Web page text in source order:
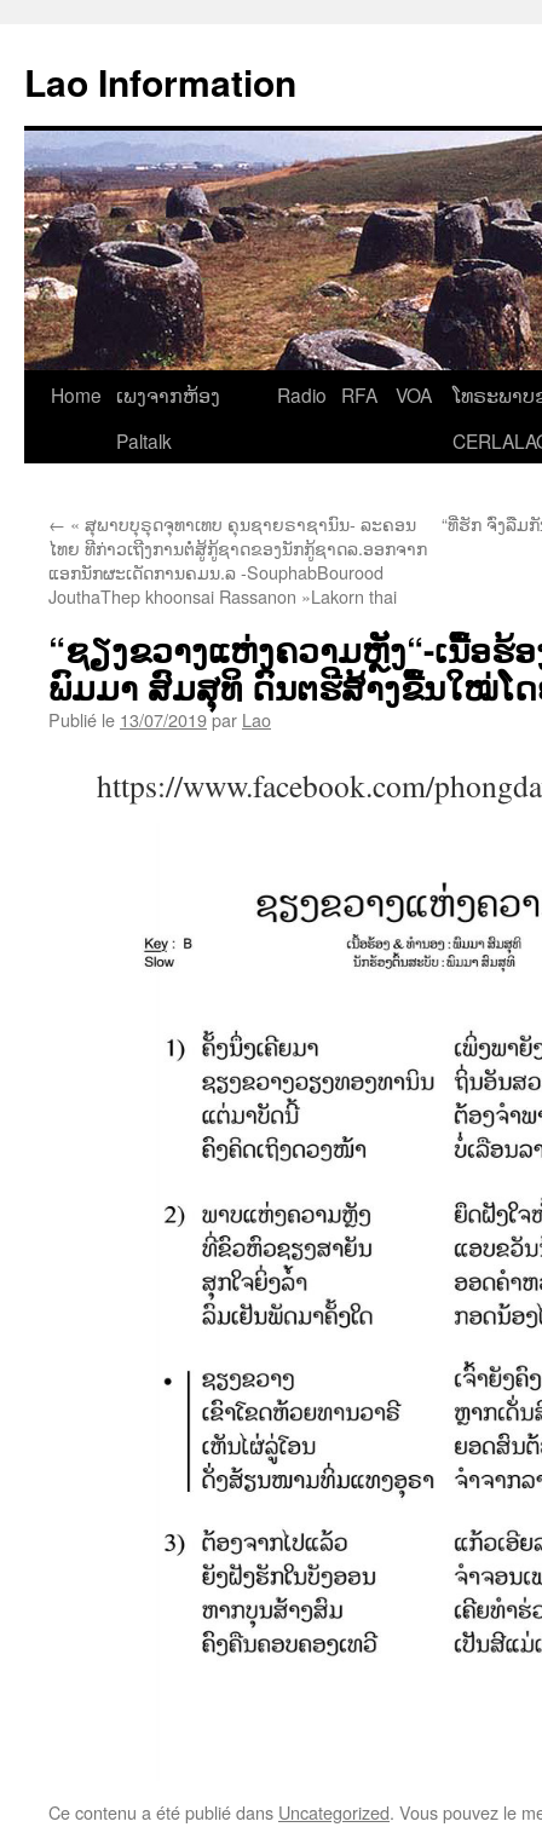
contenu
Lao Information
Home
ເພງຈາກຫ້ອງ
Paltalk
Radio RFA VOA
ໂທຣະພາບ
← « ສຸພາບບຸຣຸດຈຸທາເທບ ຄຸນຊາຍຣາຊານົນ- ລະຄອນ
ໄທຍ ທີກ່າວເຖີງການຕໍ່ສູ້ກູ້ຊາດຂອງນັກກູ້ຊາດລ.ອອກຈາກ
ແອກນັກຜະເດັດການຄມນ.ລ -SouphabBourood
JouthaThep khoonsai Rassanon »Lakorn thai
“ທີ່ຮັກ ຈົ່ງລືມ
“ຊຽງຂວາງແຫ່ງຄວາມຫຼັງ“-ເນື້ອຮ້
ພົມມາ ສົມສຸທິ ດົນຕຮີສ້າງຂື້ນໃໝ່ໂດ
Publié le 13/07/2019par Lao
https://www.facebook.com/
Ce contenu a été publié dans Uncategorized. Vous pouvez le